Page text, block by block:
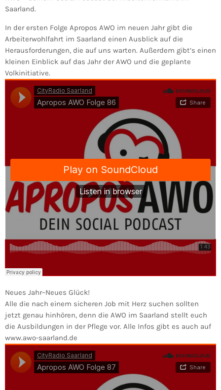
Saarland.
In der ersten Folge Apropos AWO im neuen Jahr gibt die
Arbeiterwohlfahrt im Saarland einen Ausblick auf die
Herausforderungen, die auf uns warten. Außerdem gibt’s einen
kleinen Einblick auf das Jahr der AWO und die geplante
Volkinitiative.
Neues Jahr–Neues Glück!
Alle die nach einem sicheren Job mit Herz suchen sollten
jetzt genau hinhören, denn die AWO im Saarland stellt euch
die Ausbildungen in der Pflege vor. Alle Infos gibt es auch auf
www.awo-saarland.de